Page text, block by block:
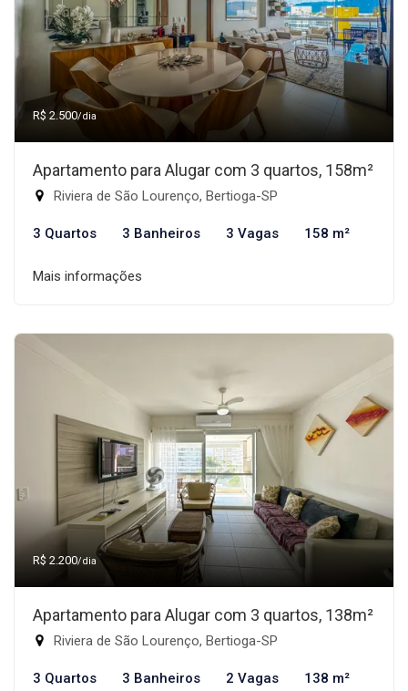
R$ 2.500/dia
Apartamento para Alugar com 3 quartos, 158m²
Riviera de São Lourenço, Bertioga-SP
3 Quartos 3 Banheiros 3 Vagas 158 m²
Mais informações
R$ 2.200/dia
Apartamento para Alugar com 3 quartos, 138m²
Riviera de São Lourenço, Bertioga-SP
3 Quartos 3 Banheiros 2 Vagas 138 m²